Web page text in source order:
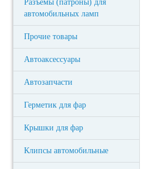
Разъемы (патроны) для
автомобильных ламп
Прочие товары
Автоаксессуары
Автозапчасти
Герметик для фар
Крышки для фар
Клипсы автомобильные